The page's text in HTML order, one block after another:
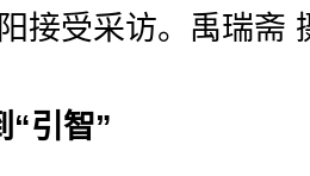
接受采访。禹瑞斋
“引智”